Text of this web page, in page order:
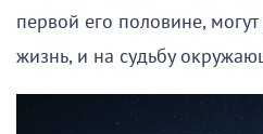
первой его половине,
жизнь, и на судьбу